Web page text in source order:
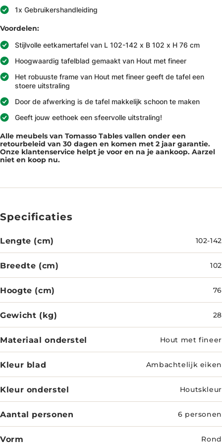
1x Gebruikershandleiding
Voordelen:
Stijlvolle eetkamertafel van L 102-142 x B 102 x H 76 cm
Hoogwaardig tafelblad gemaakt van Hout met fineer
Het robuuste frame van Hout met fineer geeft de tafel een
stoere uitstraling
Door de afwerking is de tafel makkelijk schoon te maken
Geeft jouw eethoek een sfeervolle uitstraling!
Alle meubels van Tomasso Tables vallen onder een
retourbeleid van 30 dagen en komen met 2 jaar garantie.
Onze klantenservice helpt je voor en na je aankoop. Aarzel
niet en koop nu.
Specificaties
Lengte (cm) 102-142
Breedte (cm) 102
Hoogte (cm) 76
Gewicht (kg) 28
Materiaal onderstel Hout met fineer
Kleur blad Ambachtelijk eiken
Kleur onderstel Houtskleur
Aantal personen 6 personen
Vorm Rond